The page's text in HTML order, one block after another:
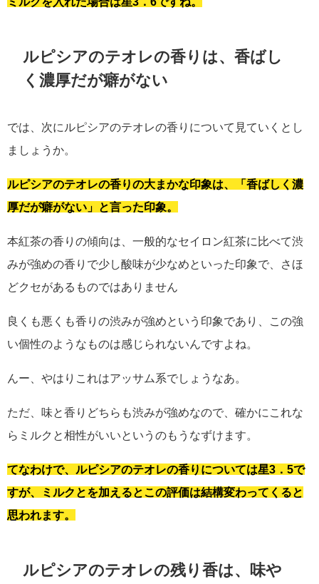
ルピシアのテオレの香りは、香ばし
く濃厚だが癖がない
では、次にルピシアのテオレの香りについて見ていくとし
ましょうか。
ルピシアのテオレの香りの大まかな印象は、「香ばしく濃
厚だが癖がない」と言った印象。
本紅茶の香りの傾向は、一般的なセイロン紅茶に比べて渋
みが強めの香りで少し酸味が少なめといった印象で、さほ
どクセがあるものではありません
良くも悪くも香りの渋みが強めという印象であり、この強
い個性のようなものは感じられないんですよね。
んー、やはりこれはアッサム系でしょうなあ。
ただ、味と香りどちらも渋みが強めなので、確かにこれな
らミルクと相性がいいというのもうなずけます。
てなわけで、ルピシアのテオレの香りについては星3．5で
すが、ミルクとを加えるとこの評価は結構変わってくると
思われます。
ルピシアのテオレの残り香は、味や